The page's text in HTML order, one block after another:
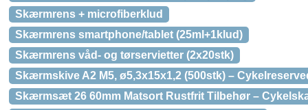
Skærmrens + microfiberklud
Skærmrens smartphone/tablet (25ml+1klud)
Skærmrens våd- og tørservietter (2x20stk)
Skærmskive A2 M5, ø5,3x15x1,2 (500stk) –
Skærmsæt 26 60mm Matsort Rustfrit Tilbehør –